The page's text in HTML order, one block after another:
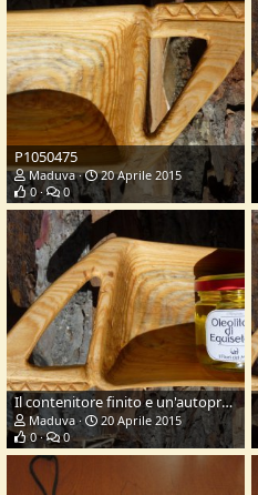
P1050475
Maduva
20 Aprile 2015
0
0
Il contenitore finito e un'autoproduzione
Maduva
20 Aprile 2015
0
0